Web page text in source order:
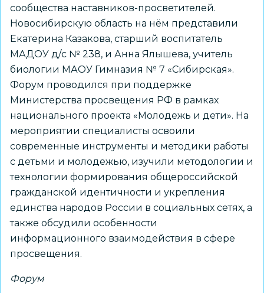
сообщества наставников-просветителей.
Новосибирскую область на нём представили
Екатерина Казакова, старший воспитатель
МАДОУ д/с № 238, и Анна Ялышева, учитель
биологии МАОУ Гимназия № 7 «Сибирская».
Форум проводился при поддержке
Министерства просвещения РФ в рамках
национального проекта «Молодежь и дети». На
мероприятии специалисты освоили
современные инструменты и методики работы
с детьми и молодежью, изучили методологии и
технологии формирования общероссийской
гражданской идентичности и укрепления
единства народов России в социальных сетях, а
также обсудили особенности
информационного взаимодействия в сфере
просвещения.
Форум